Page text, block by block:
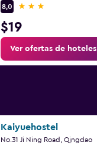
8,0
3 estrellas
$19
Ver ofertas de hoteles
Kaiyuehostel
No.31 Ji Ning Road, Qingdao